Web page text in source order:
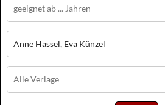
Anne Hassel, Eva Künzel